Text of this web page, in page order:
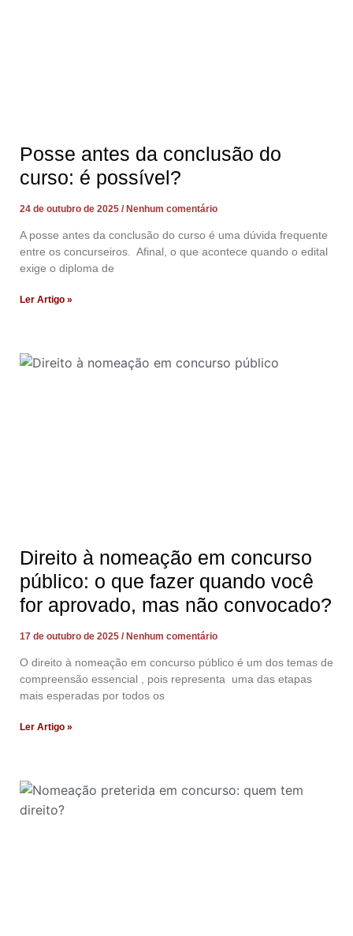
Posse antes da conclusão do
curso: é possível?
24 de outubro de 2025 Nenhum comentário
A posse antes da conclusão do curso é uma dúvida frequente
entre os concurseiros. Afinal, o que acontece quando o edital
exige o diploma de
Ler Artigo »
Direito à nomeação em concurso
público: o que fazer quando você
for aprovado, mas não convocado?
17 de outubro de 2025 Nenhum comentário
O direito à nomeação em concurso público é um dos temas de
compreensão essencial , pois representa uma das etapas
mais esperadas por todos os
Ler Artigo »